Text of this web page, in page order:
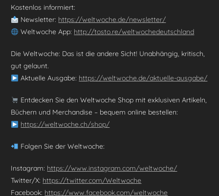
Kostenlos informiert:
Newsletter: https://weltwoche.de/newsletter/
Weltwoche App: http://tosto.re/weltwochedeutschland
Die Weltwoche: Das ist die andere Sicht! Unabhängig, kritisch,
gut gelaunt.
Aktuelle Ausgabe: https://weltwoche.de/aktuelle-ausgabe/
Entdecken Sie den Weltwoche Shop mit exklusiven Artikeln,
Büchern und Merchandise – bequem online bestellen:
https://weltwoche.ch/shop/
Folgen Sie der Weltwoche:
Instagram: https://www.instagram.com/weltwoche/
Twitter/X: https://twitter.com/Weltwoche
Facebook: https://www.facebook.com/weltwoche